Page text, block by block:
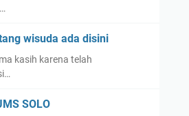
wisuda ada disini
kasih karena telah
SOLO